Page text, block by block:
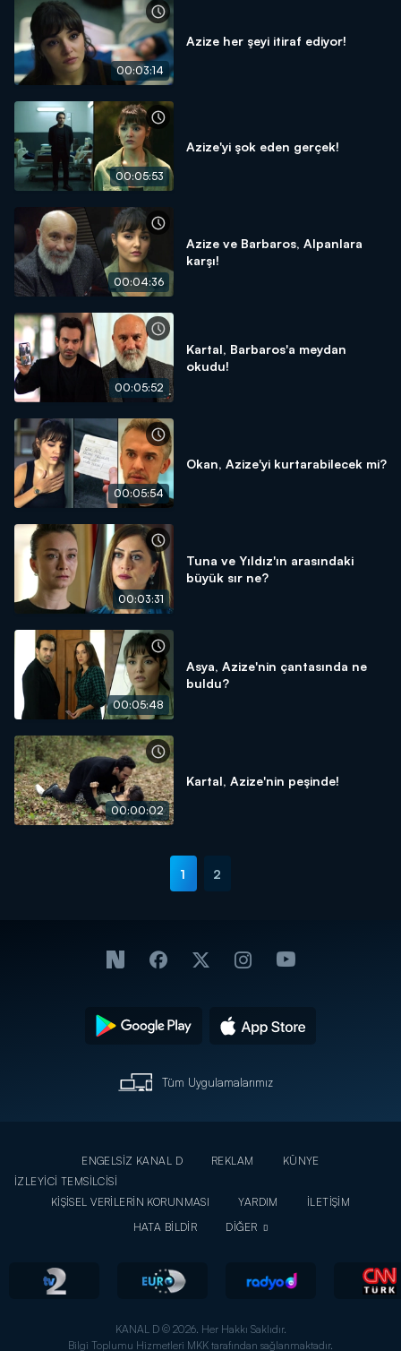
00:03:14
Azize her şeyi itiraf ediyor!
00:05:53
Azize'yi şok eden gerçek!
00:04:36
Azize ve Barbaros, Alpanlara
karşı!
00:05:52
Kartal, Barbaros'a meydan
okudu!
00:05:54
Okan, Azize'yi kurtarabilecek mi?
00:03:31
Tuna ve Yıldız'ın arasındaki
büyük sır ne?
00:05:48
Asya, Azize'nin çantasında ne
buldu?
00:00:02
Kartal, Azize'nin peşinde!
1 2
Tüm Uygulamalarımız
ENGELSİZ KANAL D REKLAM
KÜNYE
İZLEYİCİ TEMSİLCİSİ
KİŞİSEL VERİLERİN KORUNMASI
YARDIM
İLETİŞİM
HATA BİLDİR
DİĞER
KANAL D © 2026. Her Hakkı Saklıdır.
Bilgi Toplumu Hizmetleri MKK tarafından sağlanmaktadır.